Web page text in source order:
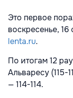
Это первое
воскресенье,
lenta.ru.
По итогам 12
Альваресу (115-
— 114-114.